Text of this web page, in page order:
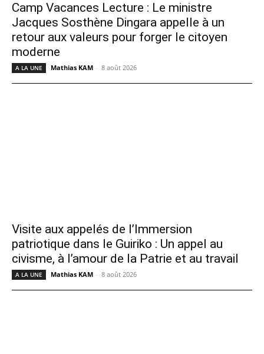
Camp Vacances Lecture : Le ministre
Jacques Sosthène Dingara appelle à un
retour aux valeurs pour forger le citoyen
moderne
A LA UNE Mathias KAM - 8 août 2026
Visite aux appelés de l’Immersion
patriotique dans le Guiriko : Un appel au
civisme, à l’amour de la Patrie et au travail
A LA UNE Mathias KAM - 8 août 2026